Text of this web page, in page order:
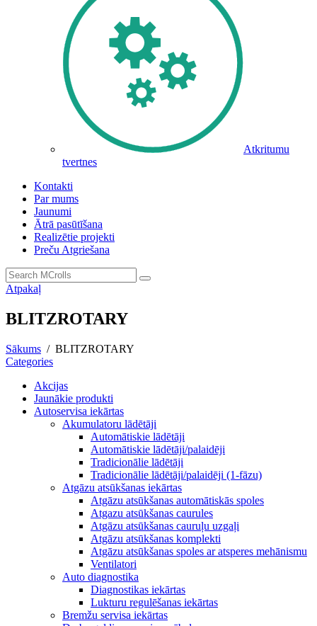
Atkritumu
tvertnes
Kontakti
Par mums
Jaunumi
Ātrā pasūtīšana
Realizētie projekti
Preču Atgriešana
Atpakaļ
BLITZROTARY
Sākums / BLITZROTARY
Categories
Akcijas
Jaunākie produkti
Autoservisa iekārtas
Akumulatoru lādētāji
Automātiskie lādētāji
Automātiskie lādētāji/palaidēji
Tradicionālie lādētāji
Tradicionālie lādētāji/palaidēji (1-fāzu)
Atgāzu atsūkšanas iekārtas
Atgāzu atsūkšanas automātiskās spoles
Atgazu atsūkšanas caurules
Atgāzu atsūkšanas cauruļu uzgaļi
Atgāzu atsūkšanas komplekti
Atgāzu atsūkšanas spoles ar atsperes mehānismu
Ventilatori
Auto diagnostika
Diagnostikas iekārtas
Lukturu regulēšanas iekārtas
Bremžu servisa iekārtas